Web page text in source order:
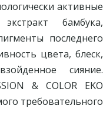
активные
бамбука,
последнего
цвета, блеск,
сияние.
& COLOR EKO
требовательного